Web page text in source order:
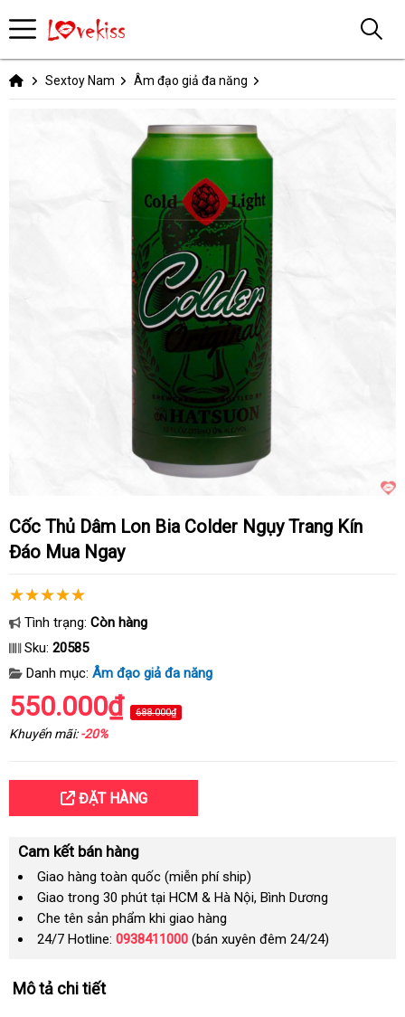
Sextoy Nam Âm đạo giả đa năng
Cốc Thủ Dâm Lon Bia Colder Ngụy Trang Kín
Đáo Mua Ngay
Tình trạng: Còn hàng
Sku: 20585
Danh mục: Âm đạo giả đa năng
550.000₫ 688.000₫
Khuyến mãi:-20%
ĐẶT HÀNG
Cam kết bán hàng
Giao hàng toàn quốc (miễn phí ship)
Giao trong 30 phút tại HCM & Hà Nội, Bình Dương
Che tên sản phẩm khi giao hàng
24/7 Hotline: 0938411000 (bán xuyên đêm 24/24)
Mô tả chi tiết